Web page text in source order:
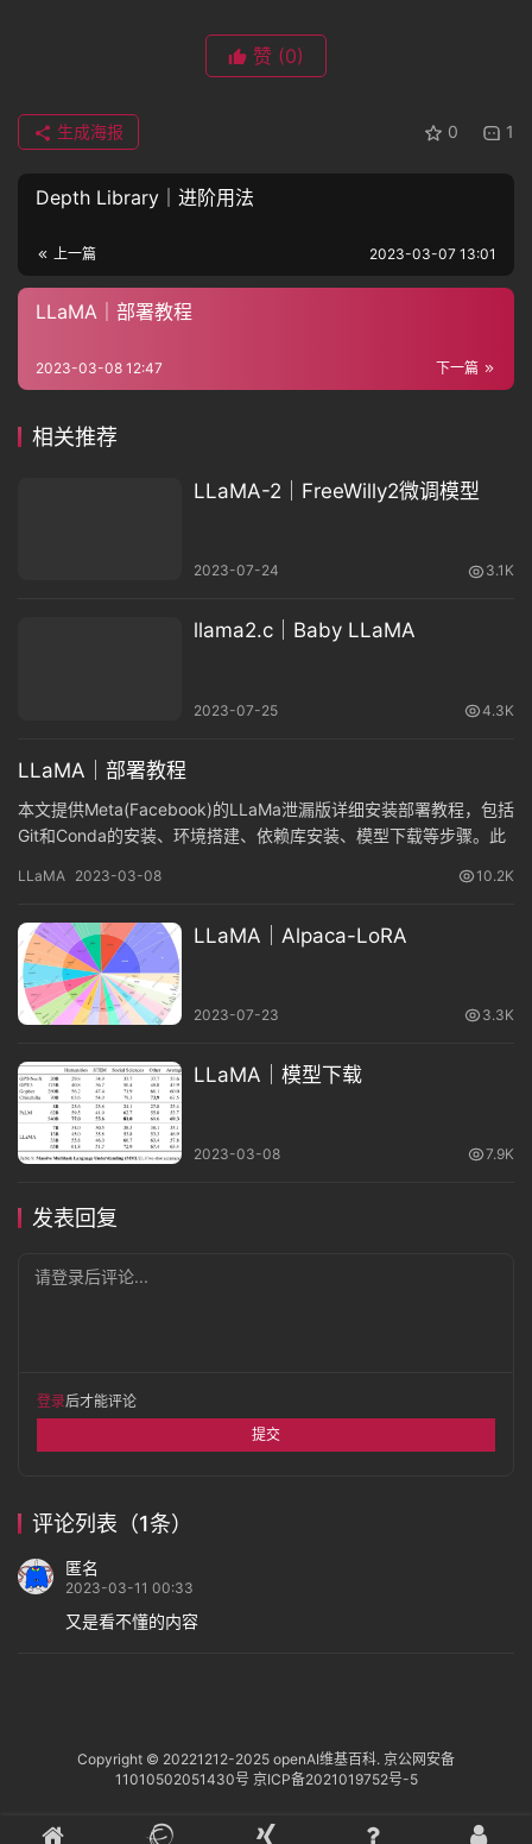
赞 (0)
0 1
生成海报
Depth Library｜进阶用法
上一篇 2023-03-07 13:01
LLaMA｜部署教程
下一篇
2023-03-08 12:47
相关推荐
LLaMA-2｜FreeWilly2微调模型
2023-07-24 3.1K
llama2.c｜Baby LLaMA
2023-07-25 4.3K
LLaMA｜部署教程
本文提供Meta(Facebook)的LLaMa泄漏版详细安装部署教程，包括
Git和Conda的安装、环境搭建、依赖库安装、模型下载等步骤。此
LLaMA 2023-03-08 10.2K
LLaMA｜Alpaca-LoRA
2023-07-23 3.3K
LLaMA｜模型下载
2023-03-08 7.9K
发表回复
请登录后评论...
登录后才能评论
提交
评论列表（1条）
匿名
2023-03-11 00:33
又是看不懂的内容
Copyright © 20221212-2025 openAI维基百科. 京公网安备
11010502051430号 京ICP备2021019752号-5